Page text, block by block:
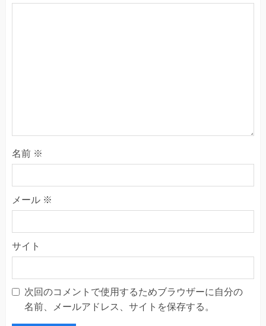
名前 ※
メール ※
サイト
次回のコメントで使用するためブラウザーに自分の
名前、メールアドレス、サイトを保存する。